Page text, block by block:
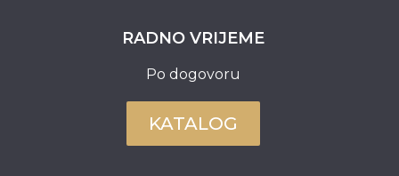
RADNO VRIJEME
Po dogovoru
KATALOG